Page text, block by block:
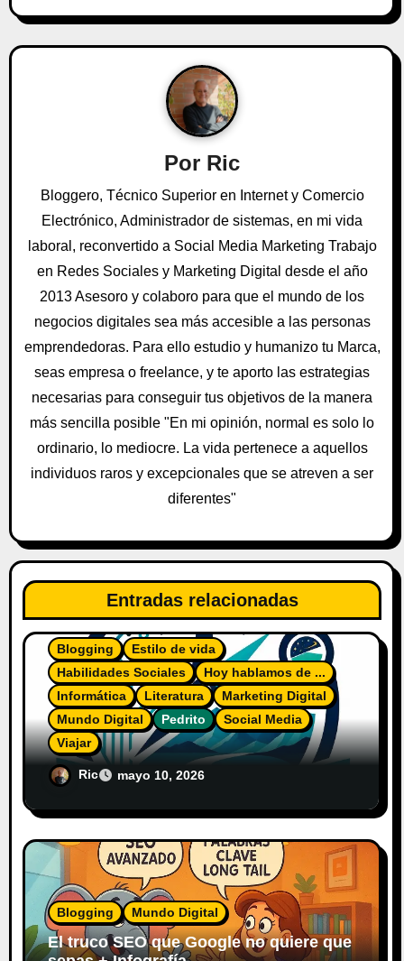
a
c
d
e
e
n
t
r
a
d
s
Por Ric
Bloggero, Técnico Superior en Internet y Comercio
Electrónico, Administrador de sistemas, en mi vida
laboral, reconvertido a Social Media Marketing Trabajo
en Redes Sociales y Marketing Digital desde el año
2013 Asesoro y colaboro para que el mundo de los
negocios digitales sea más accesible a las personas
emprendedoras. Para ello estudio y humanizo tu Marca,
seas empresa o freelance, y te aporto las estrategias
necesarias para conseguir tus objetivos de la manera
más sencilla posible "En mi opinión, normal es solo lo
ordinario, lo mediocre. La vida pertenece a aquellos
individuos raros y excepcionales que se atreven a ser
diferentes"
Entradas relacionadas
Blogging
Estilo de vida
Habilidades Sociales
Hoy hablamos de ...
Informática
Literatura
Marketing Digital
Mundo Digital
Pedrito
Social Media
Viajar
El Diario del Explorador Digital
Ric mayo 10, 2026
Blogging Mundo Digital
El truco SEO que Google no quiere que